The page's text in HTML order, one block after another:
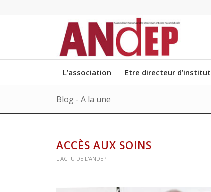
L’association Etre directeur d’institut
Blog - A la une
ACCÈS AUX SOINS
L'ACTU DE L'ANDEP